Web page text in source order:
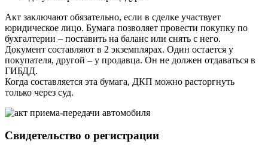
Акт заключают обязательно, если в сделке участвует
юридическое лицо. Бумага позволяет провести покупку по
бухгалтерии – поставить на баланс или снять с него.
Документ составляют в 2 экземплярах. Один остается у
покупателя, другой – у продавца. Он не должен отдаваться в
ГИБДД.
Когда составляется эта бумага, ДКП можно расторгнуть
только через суд.
Свидетельство о регистрации